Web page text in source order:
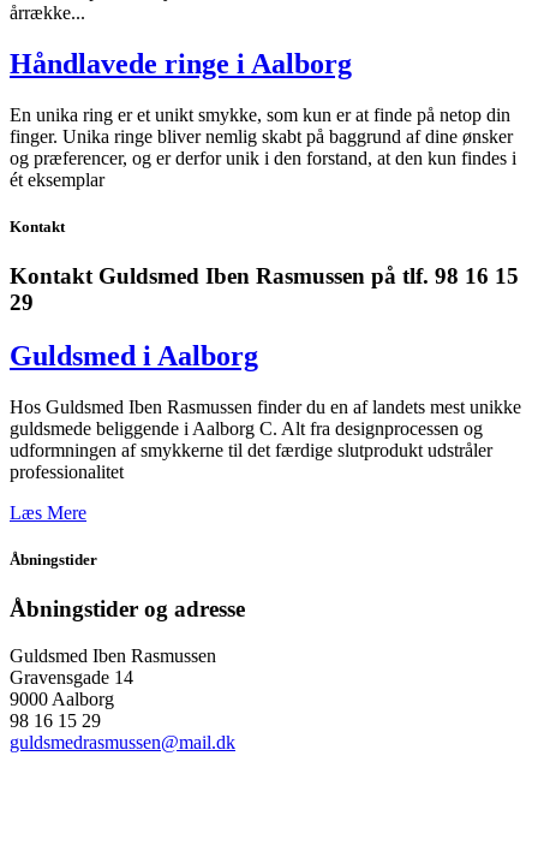
årrække...
Håndlavede ringe i Aalborg
En unika ring er et unikt smykke, som kun er at finde på netop din
finger. Unika ringe bliver nemlig skabt på baggrund af dine ønsker
og præferencer, og er derfor unik i den forstand, at den kun findes i
ét eksemplar
Kontakt
Kontakt Guldsmed Iben Rasmussen på tlf. 98 16 15
29
Guldsmed i Aalborg
Hos Guldsmed Iben Rasmussen finder du en af landets mest unikke
guldsmede beliggende i Aalborg C. Alt fra designprocessen og
udformningen af smykkerne til det færdige slutprodukt udstråler
professionalitet
Læs Mere
Åbningstider
Åbningstider og adresse
Guldsmed Iben Rasmussen
Gravensgade 14
9000 Aalborg
98 16 15 29
guldsmedrasmussen@mail.dk